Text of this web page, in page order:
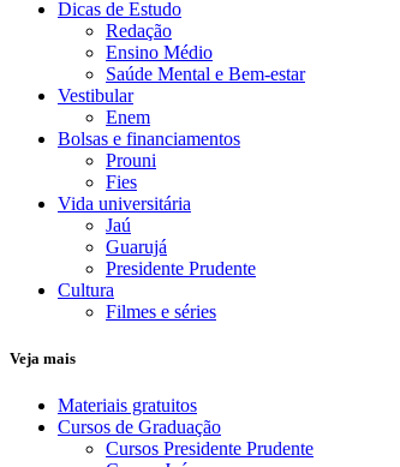
Dicas de Estudo
Redação
Ensino Médio
Saúde Mental e Bem-estar
Vestibular
Enem
Bolsas e financiamentos
Prouni
Fies
Vida universitária
Jaú
Guarujá
Presidente Prudente
Cultura
Filmes e séries
Veja mais
Materiais gratuitos
Cursos de Graduação
Cursos Presidente Prudente